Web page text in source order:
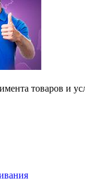
товаров и